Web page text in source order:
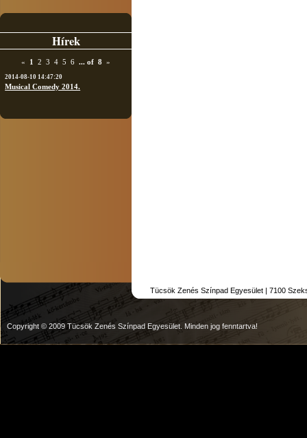
Hírek
« 1 2 3 4 5 6 ... of 8 »
2014-08-10 14:47:20
Musical Comedy 2014.
Tücsök Zenés Színpad Egyesület | 7100
Copyright © 2009 Tücsök Zenés Színpad Egyesület. Minden jog fenntartva!